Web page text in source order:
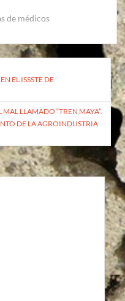
de médicos
EL ISSSTE DE
LLAMADO “TREN MAYA”.
DE LA AGROINDUSTRIA